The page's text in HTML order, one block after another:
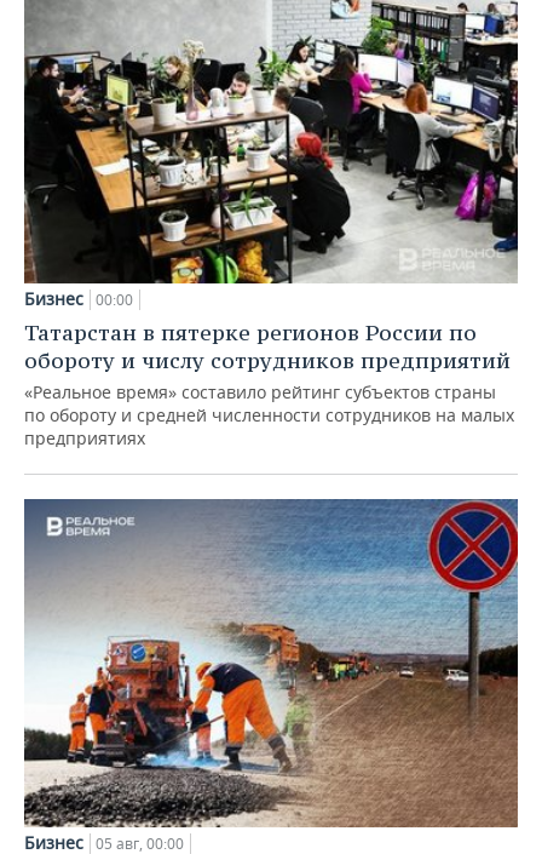
Бизнес 00:00
Татарстан в пятерке регионов России по
обороту и числу сотрудников предприятий
«Реальное время» составило рейтинг субъектов страны
по обороту и средней численности сотрудников на малых
предприятиях
Бизнес 05 авг, 00:00